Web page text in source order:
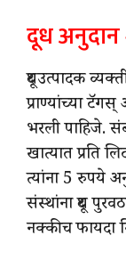
दूध अनुदान
दूधउत्पादक
प्राण्यांच्या
भरली पाहिजे.
खात्यात प्रति
त्यांना 5 रुपये
संस्थांना दूध
नक्कीच फायदा